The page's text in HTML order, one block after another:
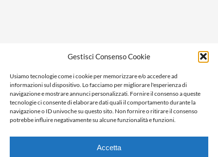
Gestisci Consenso Cookie
Usiamo tecnologie come i cookie per memorizzare e/o accedere ad
informazioni sul dispositivo. Lo facciamo per migliorare l'esperienza di
navigazione e mostrare annunci personalizzati. Fornire il consenso a queste
tecnologie ci consente di elaborare dati quali il comportamento durante la
navigazione o ID univoche su questo sito. Non fornire o ritirare il consenso
potrebbe influire negativamente su alcune funzionalità e funzioni.
Accetta
Ragione sociale: Panorama S.r.l.
C.F. / P.IVA: 01058470061
N. REA: AL-138981
Capitale Versato € 10.000,00